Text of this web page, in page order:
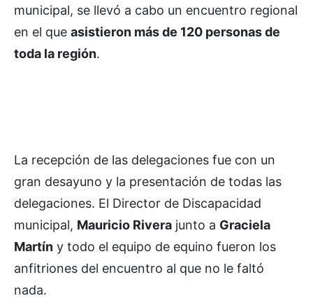
municipal, se llevó a cabo un encuentro regional
en el que asistieron más de 120 personas de
toda la región.
La recepción de las delegaciones fue con un
gran desayuno y la presentación de todas las
delegaciones. El Director de Discapacidad
municipal, Mauricio Rivera junto a Graciela
Martín y todo el equipo de equino fueron los
anfitriones del encuentro al que no le faltó
nada.